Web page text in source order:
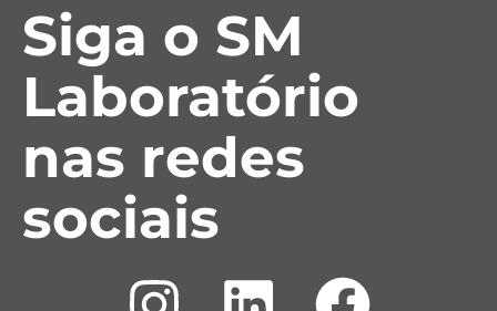
Siga o SM
Laboratório
nas redes
sociais